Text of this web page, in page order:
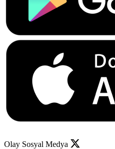
Olay Sosyal Medya